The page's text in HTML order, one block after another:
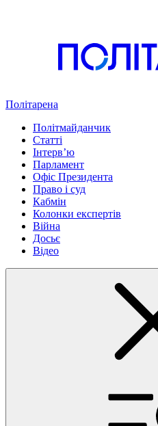
Політарена
Політмайданчик
Статті
Інтервʼю
Парламент
Офіс Президента
Право і суд
Кабмін
Колонки експертів
Війна
Досьє
Відео